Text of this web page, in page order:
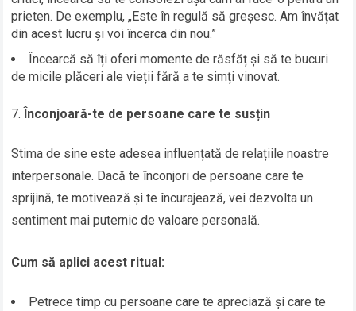
prieten. De exemplu, „Este în regulă să greșesc. Am învățat
din acest lucru și voi încerca din nou.”
Încearcă să îți oferi momente de răsfăț și să te bucuri
de micile plăceri ale vieții fără a te simți vinovat.
Înconjoară-te de persoane care te susțin
Stima de sine este adesea influențată de relațiile noastre
interpersonale. Dacă te înconjori de persoane care te
sprijină, te motivează și te încurajează, vei dezvolta un
sentiment mai puternic de valoare personală.
Cum să aplici acest ritual:
Petrece timp cu persoane care te apreciază și care te